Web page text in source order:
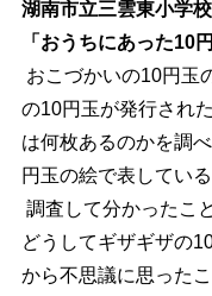
湖南市立三雲東小学
「おうちにあった10
おこづかいの10円玉
の10円玉が発行され
は何枚あるのかを調
円玉の絵で表してい
調査して分かったこ
どうしてギザギザの
から不思議に思った